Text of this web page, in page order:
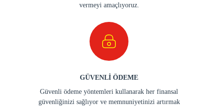
vermeyi amaçlıyoruz.
GÜVENLİ ÖDEME
Güvenli ödeme yöntemleri kullanarak her finansal
güvenliğinizi sağlıyor ve memnuniyetinizi artırmak